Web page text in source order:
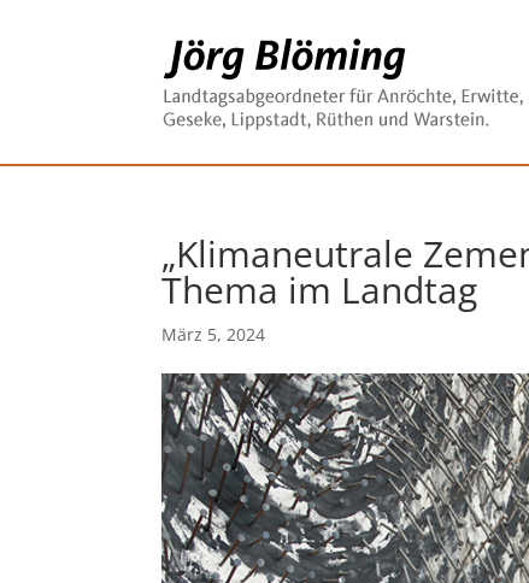
„Klimaneutrale
Thema im Landtag
März 5, 2024